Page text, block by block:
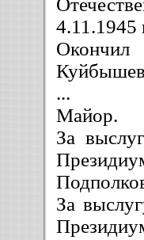
...
Майор.
За
За